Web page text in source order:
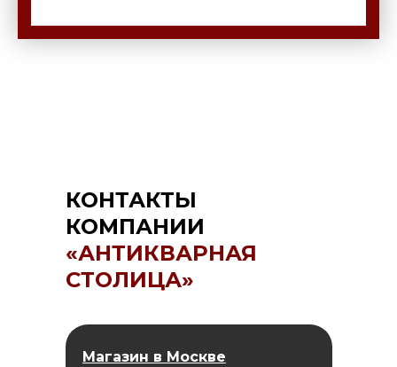
КОНТАКТЫ
КОМПАНИИ
«АНТИКВАРНАЯ
СТОЛИЦА»
Магазин в Москве